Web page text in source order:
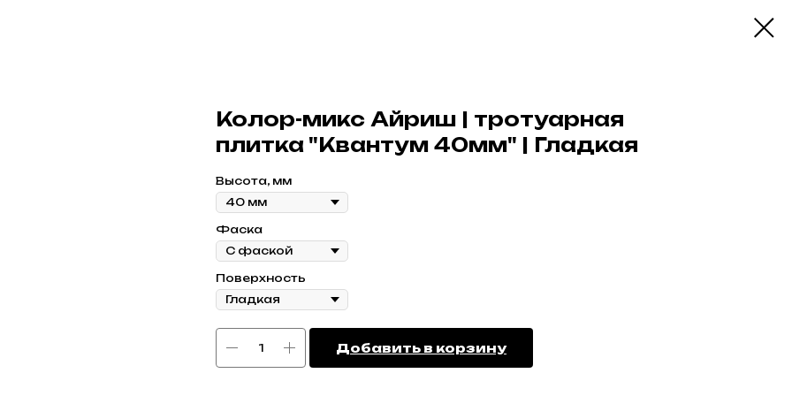
Колор-микс Айриш | тротуарная
плитка "Квантум 40мм" | Гладкая
Высота, мм
Фаска
Поверхность
Добавить в корзину